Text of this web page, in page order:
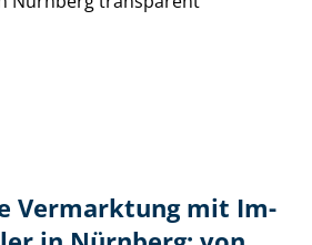
Vermarktung mit Im­